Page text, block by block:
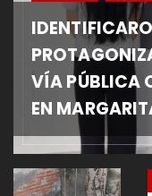
VÍA PÚBLICA
EN